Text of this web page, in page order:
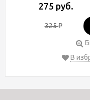
275 руб.
325₽
В